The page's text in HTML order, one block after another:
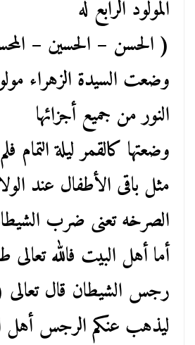
المولود الرابع له
( الحسن – الحسين –
وضعت السيدة الزهراء
النور من جميع أجزائها
وضعتها كالقمر ليلة التمام
مثل باقى الأطفال عند
الصرخه تعنى ضرب الشيطان
أما أهل البيت فالله
رجس الشيطان قال تعالى (
ليذهب عنكم الرجس أهل